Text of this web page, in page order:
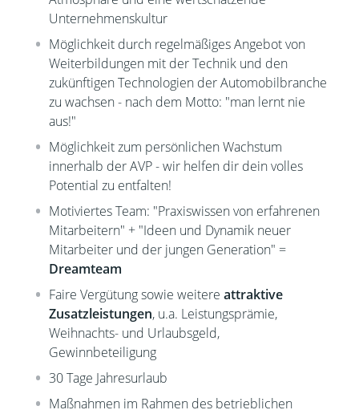
Unternehmenskultur
Möglichkeit durch regelmäßiges Angebot von
Weiterbildungen mit der Technik und den
zukünftigen Technologien der Automobilbranche
zu wachsen - nach dem Motto: "man lernt nie
aus!"
Möglichkeit zum persönlichen Wachstum
innerhalb der AVP - wir helfen dir dein volles
Potential zu entfalten!
Motiviertes Team: "Praxiswissen von erfahrenen
Mitarbeitern" + "Ideen und Dynamik neuer
Mitarbeiter und der jungen Generation" =
Dreamteam
Faire Vergütung sowie weitereattraktive
Zusatzleistungen, u.a. Leistungsprämie,
Weihnachts- und Urlaubsgeld,
Gewinnbeteiligung
30 Tage Jahresurlaub
Maßnahmen im Rahmen des betrieblichen